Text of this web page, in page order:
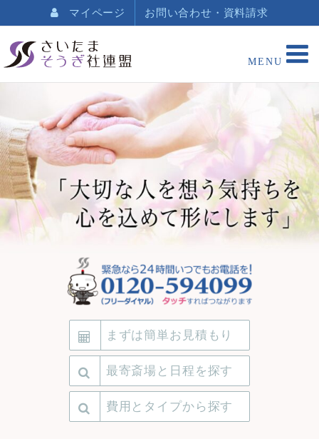
マイページ お問い合わせ・資料請求
まずは簡単お見積もり
最寄斎場と日程を探す
費用とタイプから探す